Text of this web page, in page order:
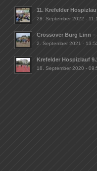
11. Krefelder
28. September 2022 -
Crossover Burg Linn
2. September 2021 -
Krefelder Hospizlauf 9.1
18. September 2020 -